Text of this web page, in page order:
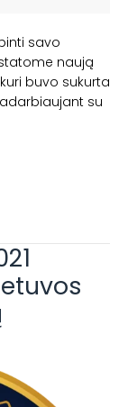
savo
naują
kuri buvo sukurta
su